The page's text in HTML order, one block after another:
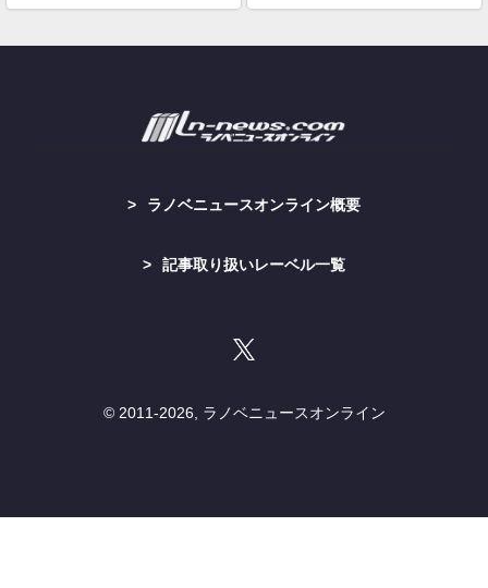
ラノベニュースオンライン概要
記事取り扱いレーベル一覧
© 2011-2026, ラノベニュースオンライン